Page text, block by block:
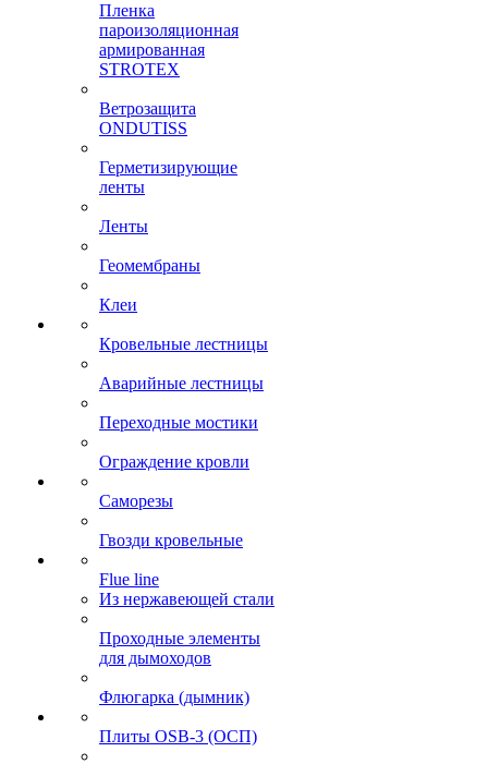
Пленка
пароизоляционная
армированная
STROTEX
Ветрозащита
ONDUTISS
Герметизирующие
ленты
Ленты
Геомембраны
Клеи
Кровельные лестницы
Аварийные лестницы
Переходные мостики
Ограждение кровли
Саморезы
Гвозди кровельные
Flue line
Из нержавеющей стали
Проходные элементы
для дымоходов
Флюгарка (дымник)
Плиты OSB-3 (ОСП)